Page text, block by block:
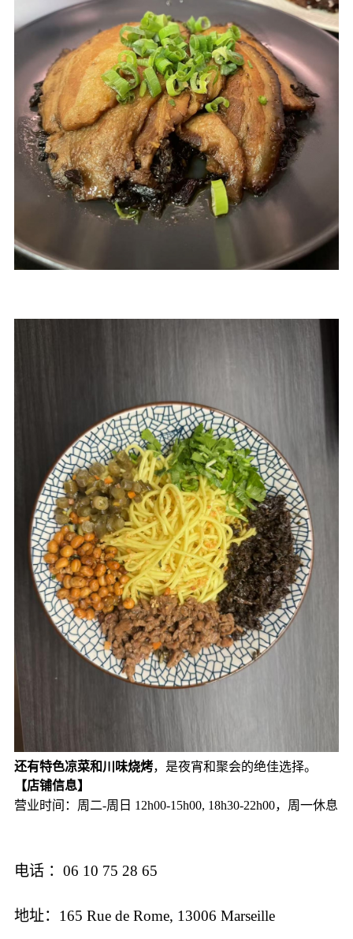
还有特色凉菜和川味烧烤，是夜宵和聚会的绝佳选择。
【店铺信息】
营业时间：周二-周日 12h00-15h00, 18h30-22h00，周一休息
电话 ：06 10 75 28 65
地址：165 Rue de Rome, 13006 Marseille